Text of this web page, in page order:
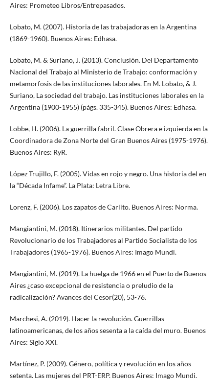
Aires: Prometeo Libros/Entrepasados.
Lobato, M. (2007). Historia de las trabajadoras en la Argentina
(1869-1960). Buenos Aires: Edhasa.
Lobato, M. & Suriano, J. (2013). Conclusión. Del Departamento
Nacional del Trabajo al Ministerio de Trabajo: conformación y
metamorfosis de las instituciones laborales. En M. Lobato, & J.
Suriano, La sociedad del trabajo. Las instituciones laborales en la
Argentina (1900-1955) (págs. 335-345). Buenos Aires: Edhasa.
Lobbe, H. (2006). La guerrilla fabril. Clase Obrera e izquierda en la
Coordinadora de Zona Norte del Gran Buenos Aires (1975-1976).
Buenos Aires: RyR.
López Trujillo, F. (2005). Vidas en rojo y negro. Una historia del en
la “Década Infame”. La Plata: Letra Libre.
Lorenz, F. (2006). Los zapatos de Carlito. Buenos Aires: Norma.
Mangiantini, M. (2018). Itinerarios militantes. Del partido
Revolucionario de los Trabajadores al Partido Socialista de los
Trabajadores (1965-1976). Buenos Aires: Imago Mundi.
Mangiantini, M. (2019). La huelga de 1966 en el Puerto de Buenos
Aires ¿caso excepcional de resistencia o preludio de la
radicalización? Avances del Cesor(20), 53-76.
Marchesi, A. (2019). Hacer la revolución. Guerrillas
latinoamericanas, de los años sesenta a la caída del muro. Buenos
Aires: Siglo XXI.
Martínez, P. (2009). Género, política y revolución en los años
setenta. Las mujeres del PRT-ERP. Buenos Aires: Imago Mundi.